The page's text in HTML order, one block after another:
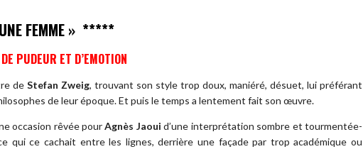
FEMME » *****
PUDEUR ET D’EMOTION
de Stefan Zweig, trouvant son style trop doux, maniéré, désuet, lui préférant
de leur époque. Et puis le temps a lentement fait son œuvre.
occasion rêvée pourAgnès Jaoui d’une interprétation sombre et tourmentée-
qui ce cachait entre les lignes, derrière une façade par trop académique ou